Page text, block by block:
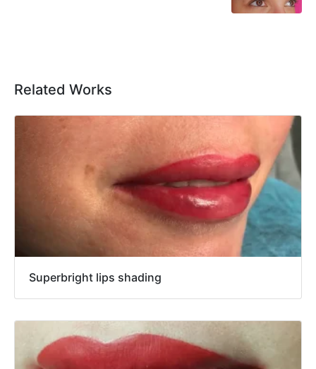
Related Works
Superbright lips shading